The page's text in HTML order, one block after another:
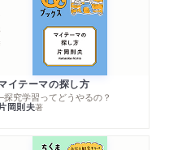
イテーマの探し方
探究学習ってどうやるの？
岡則夫著